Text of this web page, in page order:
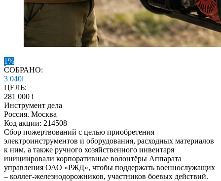
1%
СОБРАНО:
3 040i
ЦЕЛЬ:
281 000 i
Инструмент дела
Россия. Москва
Код акции: 214508
Сбор пожертвований с целью приобретения
электроинструментов и оборудования, расходных материалов
к ним, а также ручного хозяйственного инвентаря
инициировали корпоративные волонтёры Аппарата
управления ОАО «РЖД», чтобы поддержать военнослужащих
– коллег-железнодорожников, участников боевых действий.